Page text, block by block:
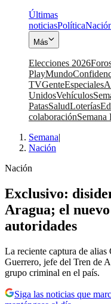
Últimas
noticiasPolítica
Más
Elecciones 2026
PlayMundo
TVGenteEspeciales
UnidosVehículos
PatasSaludLoterías
colaboraciónSemana
Semana|
Nación
Nación
Exclusivo:
Aragua; el
autoridades
La reciente captura de
Guerrero, jefe del Tren de
grupo criminal en el país.
Siga las noticias que